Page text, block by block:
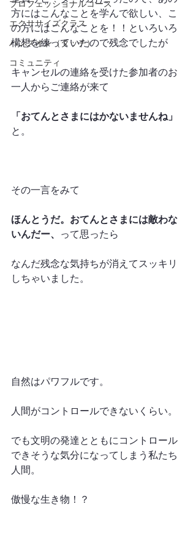
プロフェッショナルコース
エクササイズクラス
ハンズオン（タッチ）
コミュニティ
方にはこんなことを学んで欲しい、こ
の方にはこんなことを！！といろいろ
構想を練っていたので残念でしたが
キャンセルの連絡を受けた参加者のお
一人からご連絡が来て
「おてんとさまにはかないませんね」
と。
その一言をみて
ほんとうだ。おてんとさまには敵わな
いんだー、
って思ったら
なんだ残念な気持ちが消えてスッキリ
しちゃいました。
自然はパワフルです。
人間がコントロールできないくらい。
でも文明の発達とともにコントロール
できそうな気分になってしまう私たち
人間。
傲慢な生き物！？